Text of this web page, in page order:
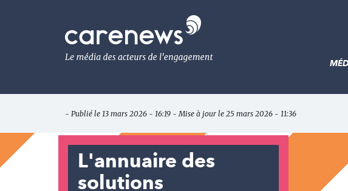
Le
média
de
l'engagement
- Publié le 13 mars 2026 - 16:19 - Mise à jour le 25 mars 2026 - 11:36
L'annuaire des
solutions